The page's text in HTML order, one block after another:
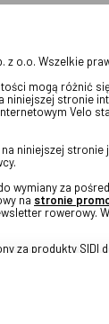
z o.o. Wszelkie
mogą różnić
niniejszej stronie
Velo
na niniejszej
wymiany za
na stronie
rowerowy.
za produkty SIDI